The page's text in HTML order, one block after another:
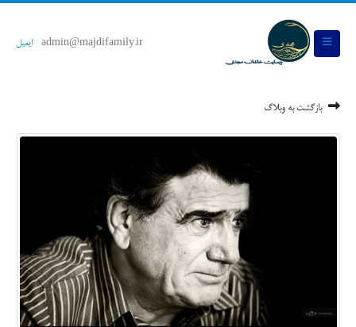
admin@majdifamily.ir ایمیل
بازگشت به وبلاگ